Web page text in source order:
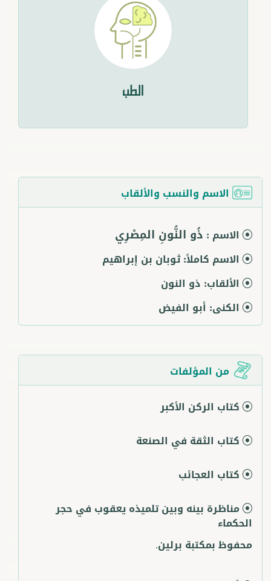
الطب
الاسم والنسب والألقاب
الاسم : ذُو النُّونِ المِصْرِي
الاسم كاملاً:ثوبان بن إبراهيم
الألقاب: ذو النون
الكنى: أبو الفيض
من المؤلفات
كتاب الركن الأكبر
كتاب الثقة في الصنعة
كتاب العجائب
مناظرة بينه وبين تلميذه يعقوب في حجر
الحكماء
محفوظ بمكتبة برلين.